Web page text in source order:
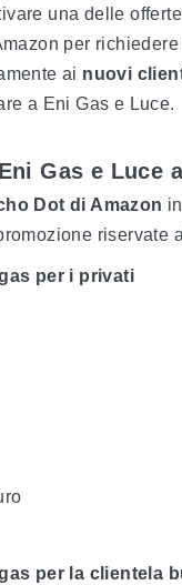
una delle
per
ai nuovi
a Eni Gas e Luce.
Gas e Luce
Dot di Amazon
riservate
per i privati
per la clientela